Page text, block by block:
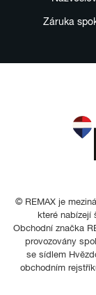
Záruka
© REMAX je
které nabízejí
Obchodní značka
provozovány
se sídlem
obchodním